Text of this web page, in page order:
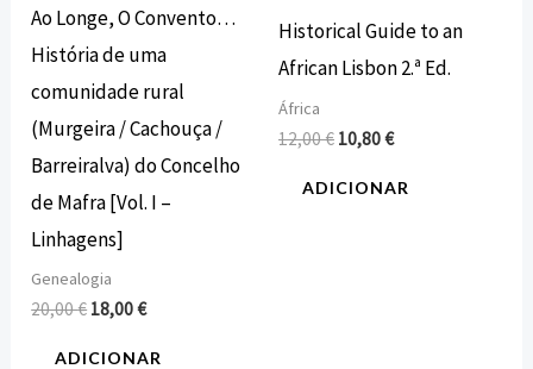
Ao Longe, O Convento…
História de uma
comunidade rural
(Murgeira / Cachouça /
Barreiralva) do Concelho
de Mafra [Vol. I –
Linhagens]
Genealogia
20,00€ 18,00€
ADICIONAR
Historical Guide to an
African Lisbon 2.ª Ed.
África
12,00€ 10,80€
ADICIONAR